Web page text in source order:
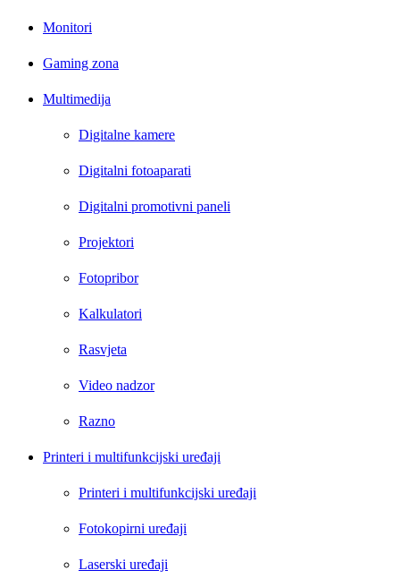
Monitori
Gaming zona
Multimedija
Digitalne kamere
Digitalni fotoaparati
Digitalni promotivni paneli
Projektori
Fotopribor
Kalkulatori
Rasvjeta
Video nadzor
Razno
Printeri i multifunkcijski uređaji
Printeri i multifunkcijski uređaji
Fotokopirni uređaji
Laserski uređaji